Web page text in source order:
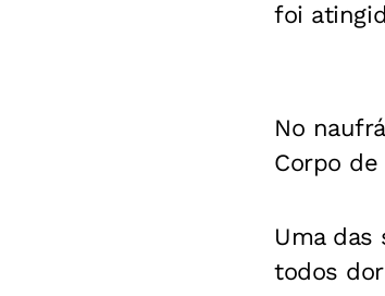
foi
No
Corpo
Uma
todos